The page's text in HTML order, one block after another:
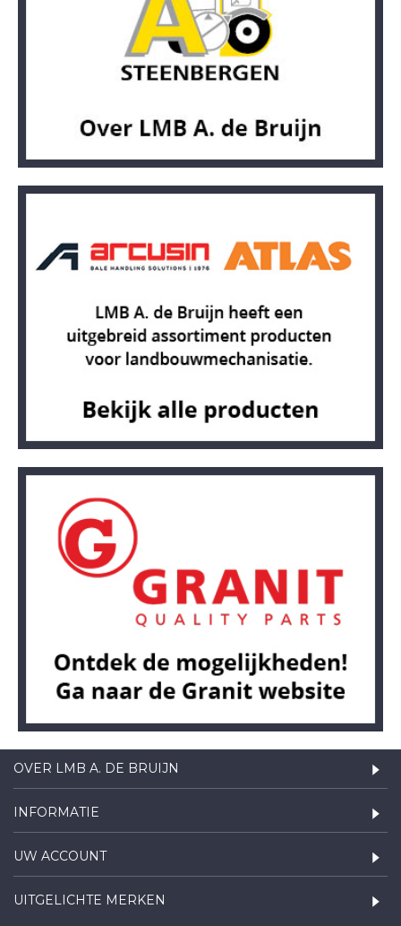
OVER LMB A. DE BRUIJN
INFORMATIE
UW ACCOUNT
UITGELICHTE MERKEN